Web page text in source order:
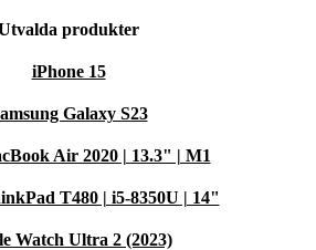
produkter
iPhone 15
Galaxy S23
Air 2020 | 13.3" | M1
T480 | i5-8350U | 14"
Watch Ultra 2 (2023)